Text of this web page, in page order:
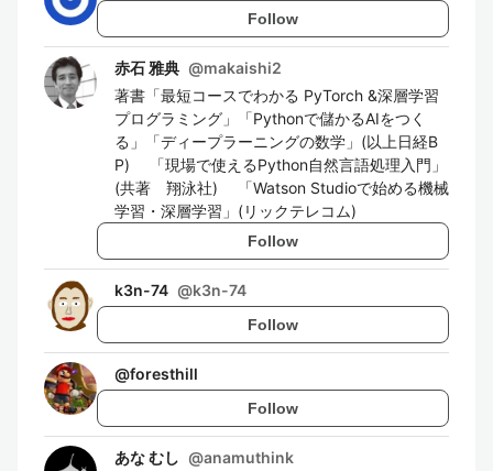
Follow
赤石 雅典 @makaishi2
著書「最短コースでわかる PyTorch &深層学習
プログラミング」「Pythonで儲かるAIをつく
る」「ディープラーニングの数学」(以上日経B
P) 「現場で使えるPython自然言語処理入門」
(共著 翔泳社) 「Watson Studioで始める機械
学習・深層学習」(リックテレコム)
Follow
k3n-74 @k3n-74
Follow
@foresthill
Follow
あな むし @anamuthink